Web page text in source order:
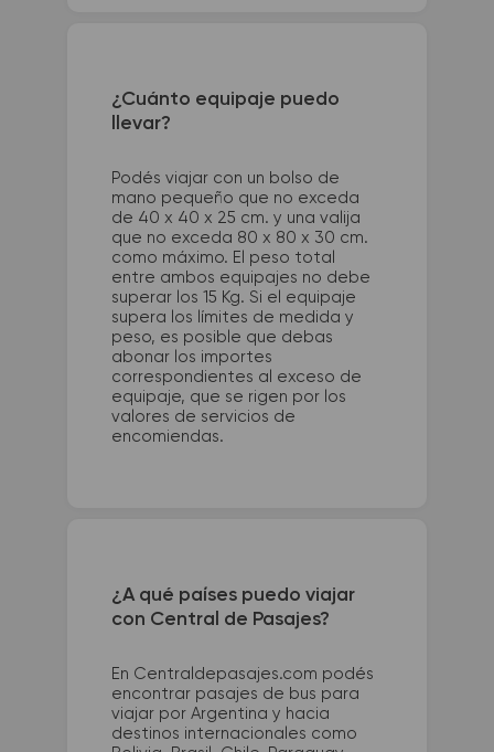
¿Cuánto equipaje puedo
llevar?
Podés viajar con un bolso de
mano pequeño que no exceda
de 40 x 40 x 25 cm. y una valija
que no exceda 80 x 80 x 30 cm.
como máximo. El peso total
entre ambos equipajes no debe
superar los 15 Kg. Si el equipaje
supera los límites de medida y
peso, es posible que debas
abonar los importes
correspondientes al exceso de
equipaje, que se rigen por los
valores de servicios de
encomiendas.
¿A qué países puedo viajar
con Central de Pasajes?
En Centraldepasajes.com podés
encontrar pasajes de bus para
viajar por Argentina y hacia
destinos internacionales como